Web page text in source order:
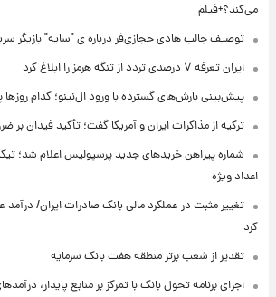
می‌کند؟+فیلم
توصیف جالب هادی حجازی‌فر درباره ی "سایه" بازیگر
ایران تعرفه ۷ درصدی تردد از تنگه هرمز را ابلاغ کرد
پیش‌بینی بارش‌های گسترده با ورود ال‌نینو؛ کدام روزها
ترکیه از مذاکرات ایران و آمریکا گفت؛ تأکید فیدان بر
شماره پیراهن خریدهای جدید پرسپولیس اعلام شد؛
اعداد ویژه
کرد
تقدیر از شعب برتر منطقه هفت بانک سرمایه
اجرای برنامه تحول بانک با تمرکز بر منابع پایدار،